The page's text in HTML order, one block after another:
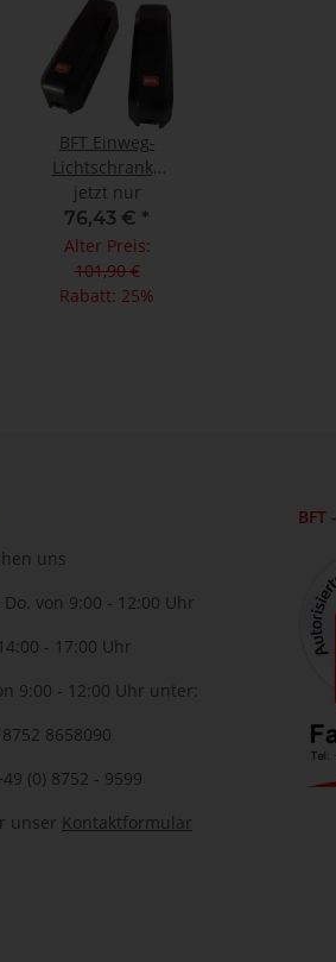
BFT Einweg-
Lichtschranke
Compacta A20-
180 (1 Paar)
jetzt nur
76,43 € *
Alter Preis:
101,90 €
Rabatt: 25%
uns
von 9:00 - 12:00 Uhr
- 17:00 Uhr
9:00 - 12:00 Uhr unter:
8658090
(0) 8752 - 9599
unser Kontaktformular